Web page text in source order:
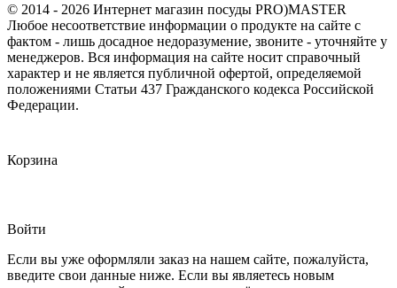
© 2014 - 2026 Интернет магазин посуды PRO)MASTER
Любое несоответствие информации о продукте на сайте с
фактом - лишь досадное недоразумение, звоните - уточняйте у
менеджеров. Вся информация на сайте носит справочный
характер и не является публичной офертой, определяемой
положениями Статьи 437 Гражданского кодекса Российской
Федерации.
Корзина
Войти
Если вы уже оформляли заказ на нашем сайте, пожалуйста,
введите свои данные ниже. Если вы являетесь новым